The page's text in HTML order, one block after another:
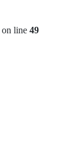
on line 49